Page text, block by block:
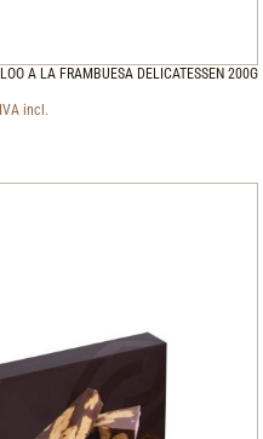
A LA FRAMBUESA DELICATESSEN 200G
IVA incl.